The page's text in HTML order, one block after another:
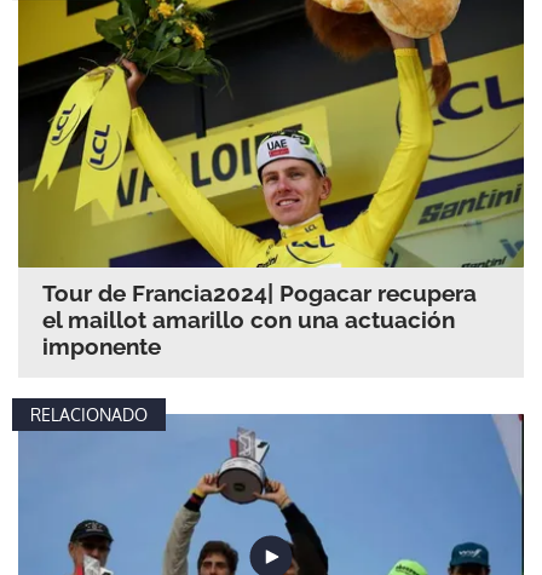
Tour de Francia2024| Pogacar recupera
el maillot amarillo con una actuación
imponente
RELACIONADO